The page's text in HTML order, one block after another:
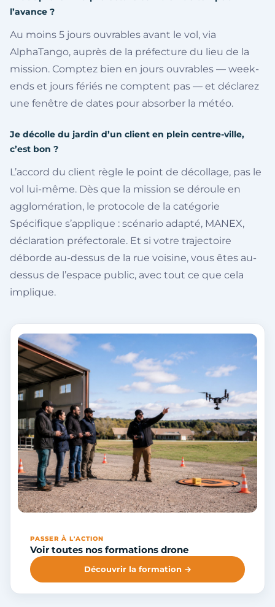
l’avance ?
Au moins 5 jours ouvrables avant le vol, via
AlphaTango, auprès de la préfecture du lieu de la
mission. Comptez bien en jours ouvrables — week-
ends et jours fériés ne comptent pas — et déclarez
une fenêtre de dates pour absorber la météo.
Je décolle du jardin d’un client en plein centre-ville,
c’est bon ?
L’accord du client règle le point de décollage, pas le
vol lui-même. Dès que la mission se déroule en
agglomération, le protocole de la catégorie
Spécifique s’applique : scénario adapté, MANEX,
déclaration préfectorale. Et si votre trajectoire
déborde au-dessus de la rue voisine, vous êtes au-
dessus de l’espace public, avec tout ce que cela
implique.
PASSER À L'ACTION
Voir toutes nos formations drone
Découvrir la formation →